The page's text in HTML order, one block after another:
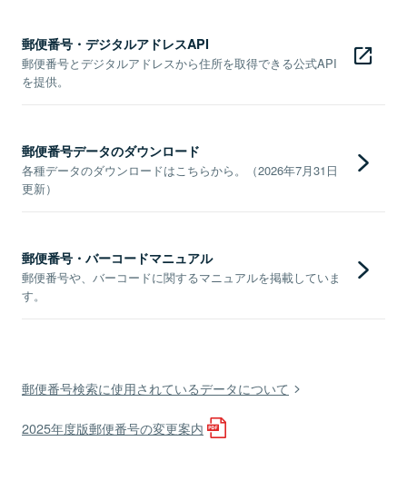
郵便番号・デジタルアドレスAPI
郵便番号とデジタルアドレスから住所を取得できる公式API
を提供。
郵便番号データのダウンロード
各種データのダウンロードはこちらから。（2026年7月31日
更新）
郵便番号・バーコードマニュアル
郵便番号や、バーコードに関するマニュアルを掲載していま
す。
郵便番号検索に使用されているデータについて
2025年度版郵便番号の変更案内